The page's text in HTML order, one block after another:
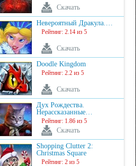
Скачать
Невероятный Дракула.…
Рейтинг: 2.14 из 5
Скачать
Doodle Kingdom
Рейтинг: 2.2 из 5
Скачать
Дух Рождества.
Нерассказанные…
Рейтинг: 1.86 из 5
Скачать
Shopping Clutter 2:
Christmas Square
Рейтинг: 2 из 5